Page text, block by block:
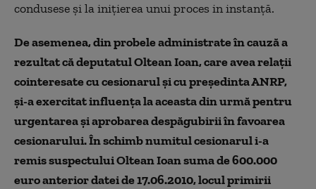
condusese și la inițierea unui proces in instanță.
De asemenea, din probele administrate în cauză a
rezultat că deputatul Oltean Ioan, care avea relații
cointeresate cu cesionarul și cu președinta ANRP,
și-a exercitat influența la aceasta din urmă pentru
urgentarea și aprobarea despăgubirii în favoarea
cesionarului. În schimb numitul cesionarul i-a
remis suspectului Oltean Ioan suma de 600.000
euro anterior datei de 17.06.2010, locul primirii